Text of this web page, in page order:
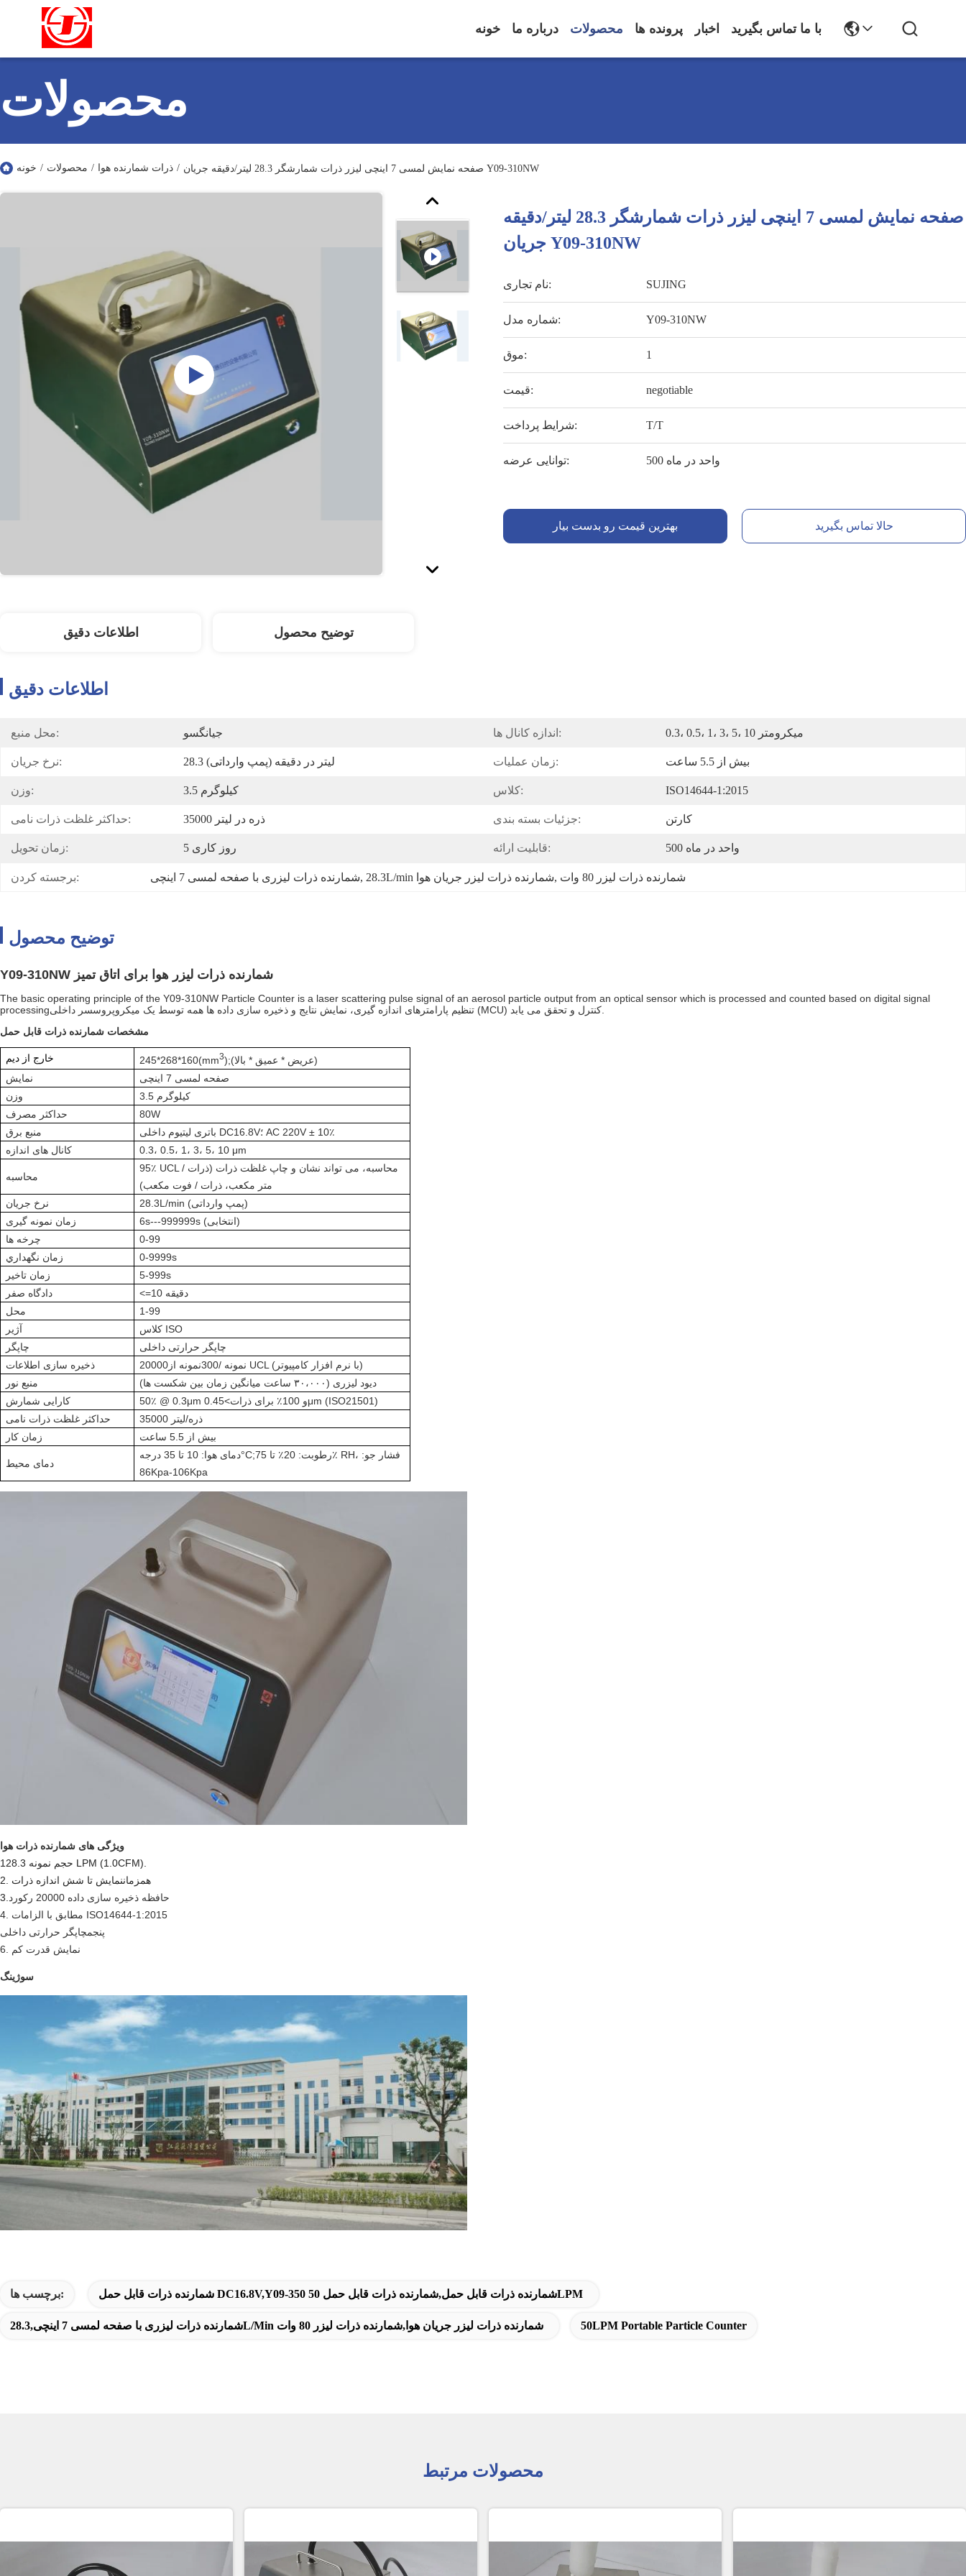
خونه درباره ما محصولات پرونده ها اخبار با ما تماس بگیرید
محصولات
خونه / محصولات / ذرات شمارنده هوا / صفحه نمایش لمسی 7 اینچی لیزر ذرات شمارشگر 28.3 لیتر/دقیقه جریان Y09-310NW
صفحه نمایش لمسی 7 اینچی لیزر ذرات شمارشگر 28.3 لیتر/دقیقه
جریان Y09-310NW
نام تجاری: SUJING
شماره مدل: Y09-310NW
موق: 1
قیمت: negotiable
شرایط پرداخت: T/T
توانایی عرضه: 500 واحد در ماه
بهترین قیمت رو بدست بیار حالا تماس بگیرید
اطلاعات دقیق توضیح محصول
اطلاعات دقیق
محل منبع: جیانگسو اندازه کانال ها: 0.3، 0.5، 1، 3، 5، 10 میکرومتر
نرخ جریان: 28.3 لیتر در دقیقه (پمپ وارداتی) زمان عملیات: بیش از 5.5 ساعت
وزن: 3.5 کیلوگرم کلاس: ISO14644-1:2015
حداکثر غلظت ذرات نامی: 35000 ذره در لیتر جزئیات بسته بندی: کارتن
زمان تحویل: 5 روز کاری قابلیت ارائه: 500 واحد در ماه
برجسته کردن: شمارنده ذرات لیزری با صفحه لمسی 7 اینچی, 28.3L/min شمارنده ذرات لیزر جریان هوا, شمارنده ذرات لیزر 80 وات
توضیح محصول
Y09-310NW شمارنده ذرات لیزر هوا برای اتاق تمیز
The basic operating principle of the Y09-310NW Particle Counter is a laser scattering pulse signal of an aerosol particle output from an optical sensor which is processed and counted based on digital signal
مشخصات شمارنده ذرات قابل حمل
خارج از دیم 245*268*160(mm3);
(عريض * عميق * بالا)
نمايش
صفحه لمسی 7 اینچی
وزن
3.5 کيلوگرم
حداکثر مصرف
80W
منبع برق
باتری لیتیوم داخلی DC16.8V؛ AC 220V ± 10٪
کانال های اندازه
0.3، 0.5، 1، 3، 5، 10 μm
محاسبه
95٪ UCL محاسبه، می تواند نشان و چاپ غلظت ذرات (ذرات /
متر مکعب، ذرات / فوت مکعب)
نرخ جریان
28.3L/min (پمپ وارداتی)
زمان نمونه گیری
6s---999999s (انتخابی)
چرخه ها
0-99
زمان نگهداري
0-9999s
زمان تاخیر
5-999s
دادگاه صفر
<=10 دقیقه
محل
1-99
آژیر
کلاس ISO
چاپگر
چاپگر حرارتی داخلی
ذخیره سازی اطلاعات
20000نمونه /300نمونه از UCL (با نرم افزار کامپیوتر)
منبع نور
دیود لیزری (۳۰،۰۰۰ ساعت میانگین زمان بین شکست ها)
کارایی شمارش
50٪ @ 0.3μm و 100٪ برای ذرات >
0.45μm (ISO21501)
حداکثر غلظت ذرات نامی
35000 ذره/لیتر
زمان کار
بیش از 5.5 ساعت
دمای محیط
دمای هوا: 10 تا 35 درجه°C;رطوبت: 20٪ تا 75٪ RH، فشار جو:
86Kpa-106Kpa
ویژگی های شمارنده ذرات هوا
1حجم نمونه 28.3 LPM (1.0CFM)
2
. همزماننمایش تا شش اندازه ذرات
3.
حافظه ذخیره سازی داده 20000 رکورد
4. مطابق با الزامات ISO14644-1:2015
پنجمچاپگر حرارتی داخلی
6. نمایش قدرت کم
سوژینگ
برچسب ها: شمارنده ذرات قابل حمل DC16.8V,Y09-350 شمارنده ذرات قابل حمل,شمارنده ذرات قابل حمل 50LPM
شمارنده ذرات لیزری با صفحه لمسی 7 اینچی,28.3L/min شمارنده ذرات لیزر جریان هوا,شمارنده ذرات لیزر 80 وات 50LPM Portable Particle Counter
محصولات مرتبط